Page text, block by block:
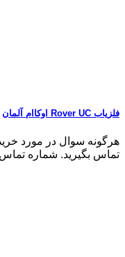
فلزیاب Rover UC اوکاام آلمان
هرگونه سوال در مورد
تماس بگیرید. شماره تماس09102191330